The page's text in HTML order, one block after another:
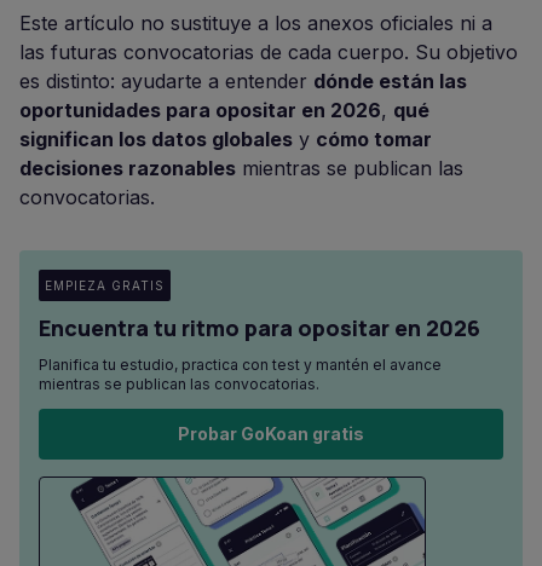
Este artículo no sustituye a los anexos oficiales ni a
las futuras convocatorias de cada cuerpo. Su objetivo
es distinto: ayudarte a entender dónde están las
oportunidades para opositar en 2026, qué
significan los datos globales y cómo tomar
decisiones razonables mientras se publican las
convocatorias.
EMPIEZA GRATIS
Encuentra tu ritmo para opositar en 2026
Planifica tu estudio, practica con test y mantén el avance
mientras se publican las convocatorias.
Probar GoKoan gratis